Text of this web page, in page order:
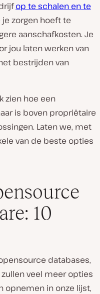
op te schalen en te
zorgen hoeft te
aanschafkosten. Je
jou laten werken van
bestrijden van
zien hoe een
is boven propriëtaire
Laten we, met
van de beste opties
10
databases,
veel meer opties
opnemen in onze lijst,